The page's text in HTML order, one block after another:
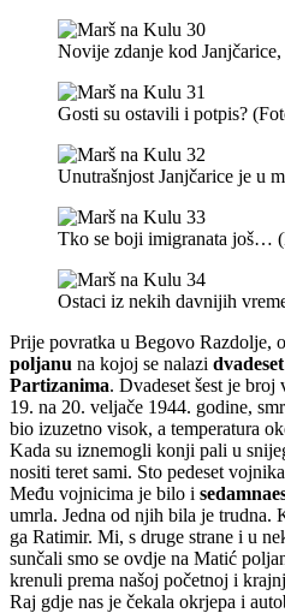
Novije zdanje kod
Gosti su ostavili i potpis?
Unutrašnjost Janjčarice je u
Tko se boji imigranata još…
Ostaci iz nekih davnijih
Prije povratka u Begovo Razdolje,
poljanu na kojoj se nalazi
Partizanima. Dvadeset šest je
19. na 20. veljače 1944. godine,
bio izuzetno visok, a temperatura
Kada su iznemogli konji pali u
nositi teret sami. Sto pedeset
Među vojnicima je bilo i
umrla. Jedna od njih bila je trudna.
ga Ratimir. Mi, s druge strane i u
sunčali smo se ovdje na Matić
krenuli prema našoj početnoj i
Raj gdje nas je čekala okrjepa i